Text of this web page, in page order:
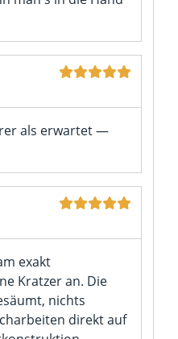
als erwartet —
exakt
Kratzer an. Die
nichts
direkt auf